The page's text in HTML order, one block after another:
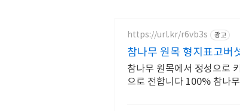
https://url.kr/r6vb3s 광고
참나무 원목 형지표고버
참나무 원목에서 정성으로
으로 전합니다 100% 참나